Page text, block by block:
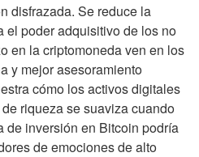
disfrazada. Se reduce la
el poder adquisitivo de los no
en la criptomoneda ven en los
y mejor asesoramiento
cómo los activos digitales
riqueza se suaviza cuando
de inversión en Bitcoin podría
de emociones de alto